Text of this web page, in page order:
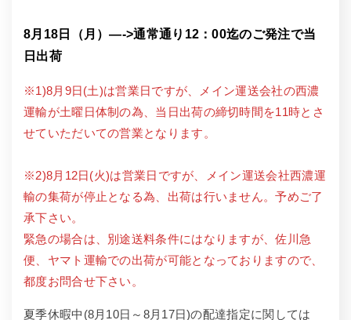
8月18日（月）—->通常通り12：00迄のご発注で当
日出荷
※1)8月9日(土)は営業日ですが、メイン運送会社の西濃
運輸が土曜日体制の為、当日出荷の締切時間を11時とさ
せていただいての営業となります。
※2)8月12日(火)は営業日ですが、メイン運送会社西濃運
輸の集荷が停止となる為、出荷は行いません。予めご了
承下さい。
緊急の場合は、別途送料条件にはなりますが、佐川急
便、ヤマト運輸での出荷が可能となっておりますので、
都度お問合せ下さい。
夏季休暇中(8月10日～8月17日)の配達指定に関しては